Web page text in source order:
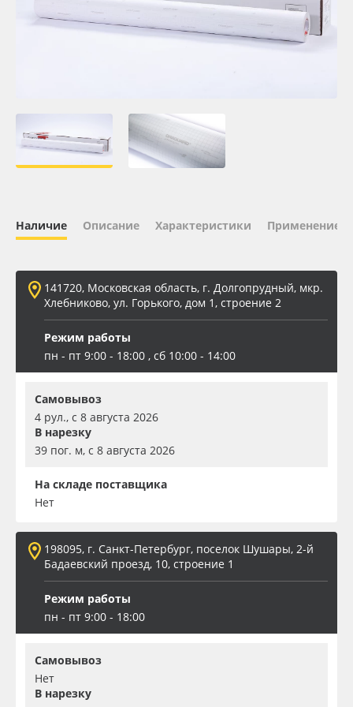
Oracal 641
ПЭТ листовой
Вспененный ПВХ
Баннер
Заготовки для сувениров
Наличие Описание Характеристики Применение
141720, Московская область, г. Долгопрудный, мкр.
Хлебниково, ул. Горького, дом 1, строение 2
Режим работы
пн - пт 9:00 - 18:00 , сб 10:00 - 14:00
Самовывоз
4 рул., с 8 августа 2026
В нарезку
39 пог. м, с 8 августа 2026
На складе поставщика
Нет
198095, г. Санкт-Петербург, поселок Шушары, 2-й
Бадаевский проезд, 10, строение 1
Режим работы
пн - пт 9:00 - 18:00
Самовывоз
Нет
В нарезку